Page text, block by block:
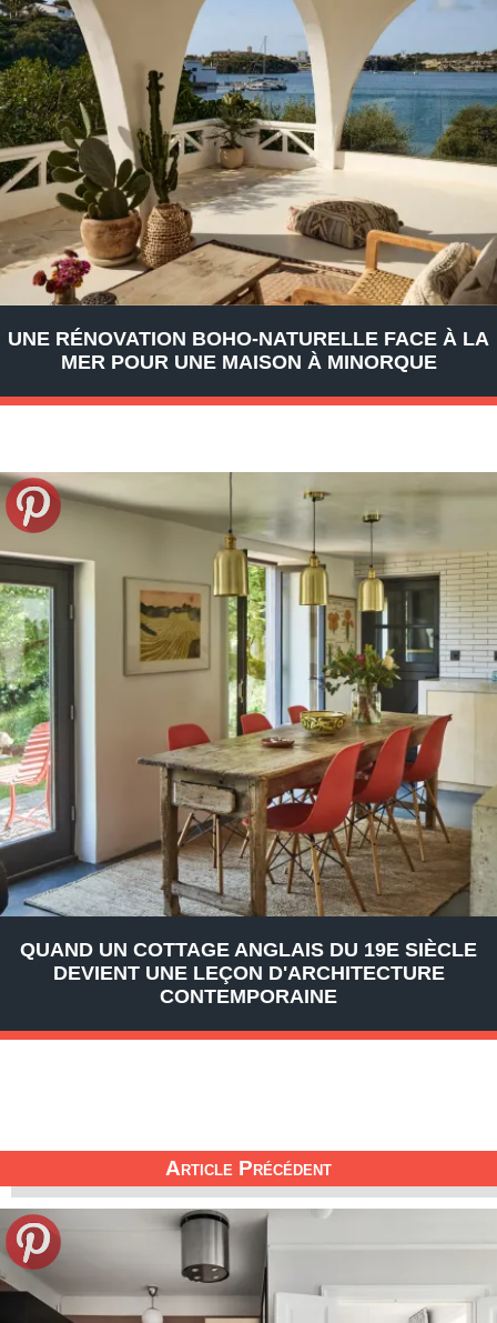
UNE RÉNOVATION BOHO-NATURELLE FACE À LA
MER POUR UNE MAISON À MINORQUE
QUAND UN COTTAGE ANGLAIS DU 19E SIÈCLE
DEVIENT UNE LEÇON D'ARCHITECTURE
CONTEMPORAINE
Article Précédent